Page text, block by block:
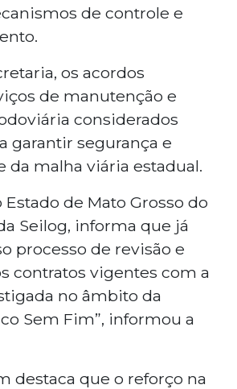
de controle e
os acordos
de manutenção e
considerados
garantir segurança e
da malha viária estadual.
Estado de Mato Grosso do
Seilog, informa que já
processo de revisão e
contratos vigentes com a
no âmbito da
Sem Fim”, informou a
destaca que o reforço na